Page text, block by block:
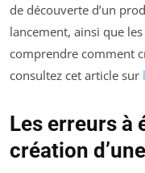
de découverte d’un
lancement, ainsi que
comprendre comment
consultez cet article sur
Les erreurs à
création